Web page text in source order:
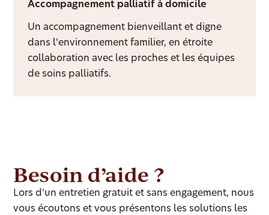
Accompagnement palliatif à domicile
Un accompagnement bienveillant et digne
dans l’environnement familier, en étroite
collaboration avec les proches et les équipes
de soins palliatifs.
Besoin d’aide ?
Lors d’un entretien gratuit et sans engagement, nous
vous écoutons et vous présentons les solutions les